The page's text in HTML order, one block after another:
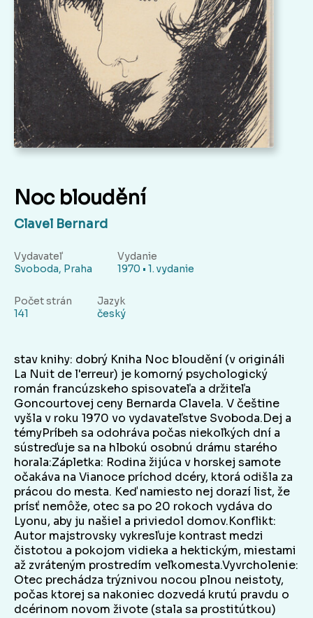
Noc bloudění
Clavel Bernard
Vydavateľ
Svoboda, Praha
Vydanie
1970 • 1. vydanie
Počet strán
141
Jazyk
český
stav knihy: dobrý Kniha Noc bloudění (v origináli
La Nuit de l'erreur) je komorný psychologický
román francúzskeho spisovateľa a držiteľa
Goncourtovej ceny Bernarda Clavela. V češtine
vyšla v roku 1970 vo vydavateľstve Svoboda.Dej a
témyPríbeh sa odohráva počas niekoľkých dní a
sústreďuje sa na hlbokú osobnú drámu starého
horala:Zápletka: Rodina žijúca v horskej samote
očakáva na Vianoce príchod dcéry, ktorá odišla za
prácou do mesta. Keď namiesto nej dorazí list, že
prísť nemôže, otec sa po 20 rokoch vydáva do
Lyonu, aby ju našiel a priviedol domov.Konflikt:
Autor majstrovsky vykresľuje kontrast medzi
čistotou a pokojom vidieka a hektickým, miestami
až zvráteným prostredím veľkomesta.Vyvrcholenie:
Otec prechádza trýznivou nocou plnou neistoty,
počas ktorej sa nakoniec dozvedá krutú pravdu o
dcérinom novom živote (stala sa prostitútkou)